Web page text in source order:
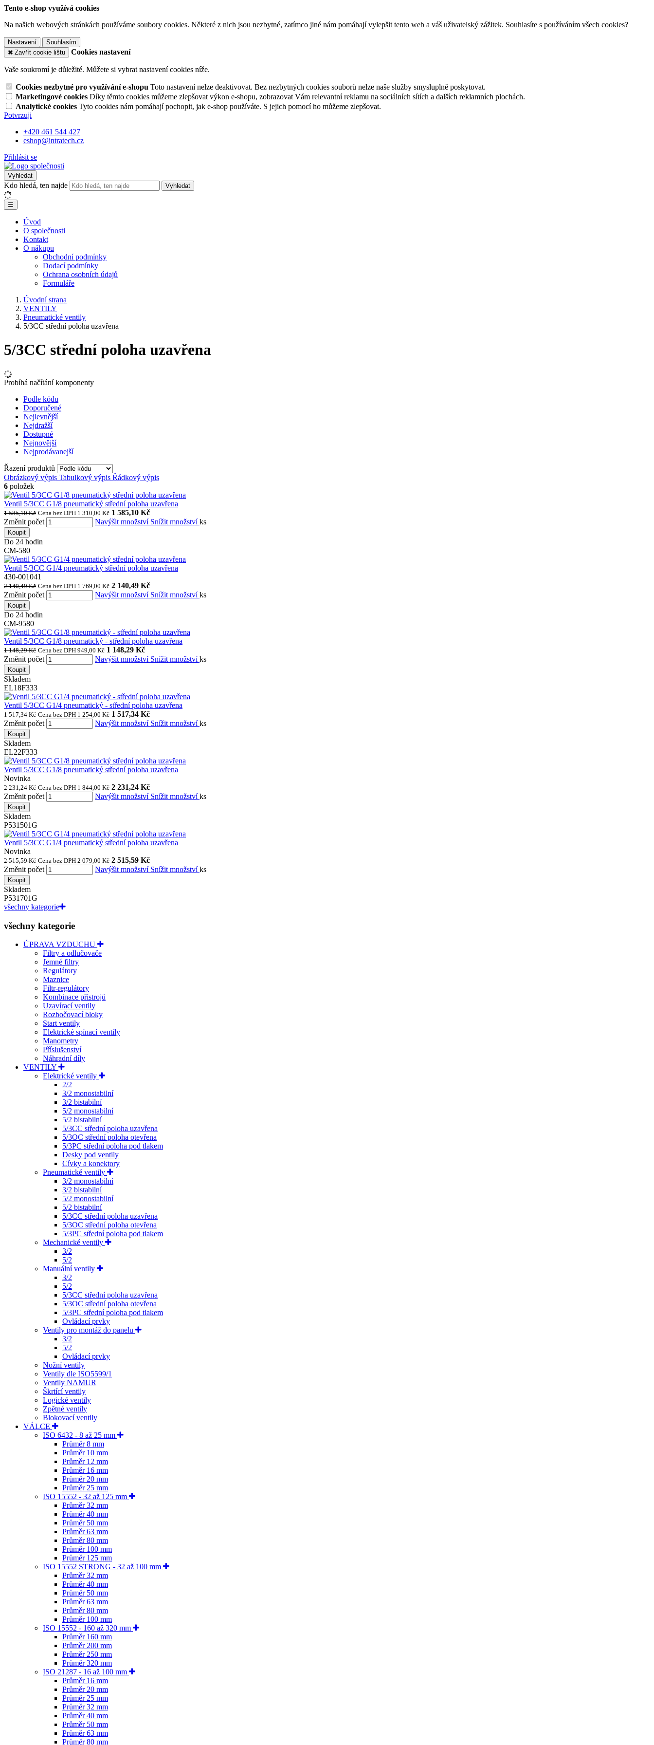
Tento e-shop využívá cookies
Na našich webových stránkách používáme soubory cookies. Některé z nich jsou nezbytné, zatímco jiné nám pomáhají vylepšit tento web a váš uživatelský zážitek. Souhlasíte s používáním všech cookies?
Nastavení
Souhlasím
Zavřít cookie lištu
Cookies nastavení
Vaše soukromí je důležité. Můžete si vybrat nastavení cookies níže.
Cookies nezbytné pro využívání e-shopu Toto nastavení nelze deaktivovat. Bez nezbytných cookies souborů nelze naše služby smysluplně poskytovat.
Marketingové cookies Díky těmto cookies můžeme zlepšovat výkon e-shopu, zobrazovat Vám relevantní reklamu na sociálních sítích a dalších reklamních plochách.
Analytické cookies Tyto cookies nám pomáhají pochopit, jak e-shop používáte. S jejich pomocí ho můžeme zlepšovat.
Potvrzuji
+420 461 544 427
eshop@intratech.cz
Přihlásit se
Vyhledat
Kdo hledá, ten najde Vyhledat
☰
Úvod
O společnosti
Kontakt
O nákupu
Obchodní podmínky
Dodací podmínky
Ochrana osobních údajů
Formuláře
Úvodní strana
VENTILY
Pneumatické ventily
5/3CC střední poloha uzavřena
5/3CC střední poloha uzavřena
Probíhá načítání komponenty
Podle kódu
Doporučené
Nejlevnější
Nejdražší
Dostupné
Nejnovější
Nejprodávanejší
Řazení produktů
Obrázkový výpis Tabulkový výpis Řádkový výpis
6 položek
Ventil 5/3CC G1/8 pneumatický střední poloha uzavřena
1 585,10 Kč Cena bez DPH 1 310,00 Kč 1 585,10 Kč
Změnit počet
Navýšit množství Snížit množstvíks
Koupit
Do 24 hodin
CM-580
Ventil 5/3CC G1/4 pneumatický střední poloha uzavřena
430-001041
2 140,49 Kč Cena bez DPH 1 769,00 Kč 2 140,49 Kč
Změnit počet
Navýšit množství Snížit množstvíks
Koupit
Do 24 hodin
CM-9580
Ventil 5/3CC G1/8 pneumatický - střední poloha uzavřena
1 148,29 Kč Cena bez DPH 949,00 Kč 1 148,29 Kč
Změnit počet
Navýšit množství Snížit množstvíks
Koupit
Skladem
EL18F333
Ventil 5/3CC G1/4 pneumatický - střední poloha uzavřena
1 517,34 Kč Cena bez DPH 1 254,00 Kč 1 517,34 Kč
Změnit počet
Navýšit množství Snížit množstvíks
Koupit
Skladem
EL22F333
Ventil 5/3CC G1/8 pneumatický střední poloha uzavřena
Novinka
2 231,24 Kč Cena bez DPH 1 844,00 Kč 2 231,24 Kč
Změnit počet
Navýšit množství Snížit množstvíks
Koupit
Skladem
P531501G
Ventil 5/3CC G1/4 pneumatický střední poloha uzavřena
Novinka
2 515,59 Kč Cena bez DPH 2 079,00 Kč 2 515,59 Kč
Změnit počet
Navýšit množství Snížit množstvíks
Koupit
Skladem
P531701G
všechny kategorie
všechny kategorie
ÚPRAVA VZDUCHU
Filtry a odlučovače
Jemné filtry
Regulátory
Maznice
Filtr-regulátory
Kombinace přístrojů
Uzavírací ventily
Rozbočovací bloky
Start ventily
Elektrické spínací ventily
Manometry
Příslušenství
Náhradní díly
VENTILY
Elektrické ventily
2/2
3/2 monostabilní
3/2 bistabilní
5/2 monostabilní
5/2 bistabilní
5/3CC střední poloha uzavřena
5/3OC střední poloha otevřena
5/3PC střední poloha pod tlakem
Desky pod ventily
Cívky a konektory
Pneumatické ventily
3/2 monostabilní
3/2 bistabilní
5/2 monostabilní
5/2 bistabilní
5/3CC střední poloha uzavřena
5/3OC střední poloha otevřena
5/3PC střední poloha pod tlakem
Mechanické ventily
3/2
5/2
Manuální ventily
3/2
5/2
5/3CC střední poloha uzavřena
5/3OC střední poloha otevřena
5/3PC střední poloha pod tlakem
Ovládací prvky
Ventily pro montáž do panelu
3/2
5/2
Ovládací prvky
Nožní ventily
Ventily dle ISO5599/1
Ventily NAMUR
Škrtící ventily
Logické ventily
Zpětné ventily
Blokovací ventily
VÁLCE
ISO 6432 - 8 až 25 mm
Průměr 8 mm
Průměr 10 mm
Průměr 12 mm
Průměr 16 mm
Průměr 20 mm
Průměr 25 mm
ISO 15552 - 32 až 125 mm
Průměr 32 mm
Průměr 40 mm
Průměr 50 mm
Průměr 63 mm
Průměr 80 mm
Průměr 100 mm
Průměr 125 mm
ISO 15552 STRONG - 32 až 100 mm
Průměr 32 mm
Průměr 40 mm
Průměr 50 mm
Průměr 63 mm
Průměr 80 mm
Průměr 100 mm
ISO 15552 - 160 až 320 mm
Průměr 160 mm
Průměr 200 mm
Průměr 250 mm
Průměr 320 mm
ISO 21287 - 16 až 100 mm
Průměr 16 mm
Průměr 20 mm
Průměr 25 mm
Průměr 32 mm
Průměr 40 mm
Průměr 50 mm
Průměr 63 mm
Průměr 80 mm